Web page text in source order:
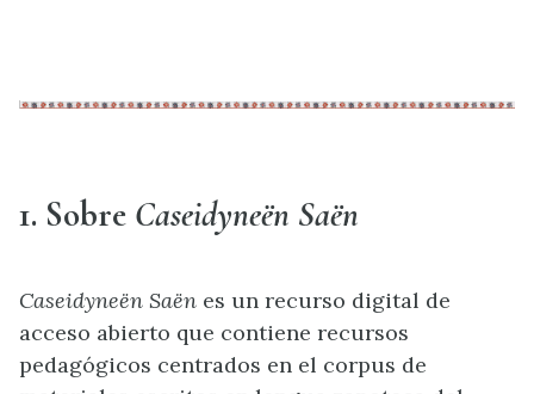
1. Sobre Caseidyneën Saën
Caseidyneën Saën es un recurso digital de
acceso abierto que contiene recursos
pedagógicos centrados en el corpus de